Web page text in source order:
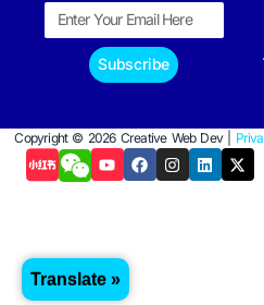
Email
Subscribe
Copyright © 2026 Creative Web Dev |
Y
o
u
e
F
a
c
I
n
s
L
i
n
X
-
t
Translate »